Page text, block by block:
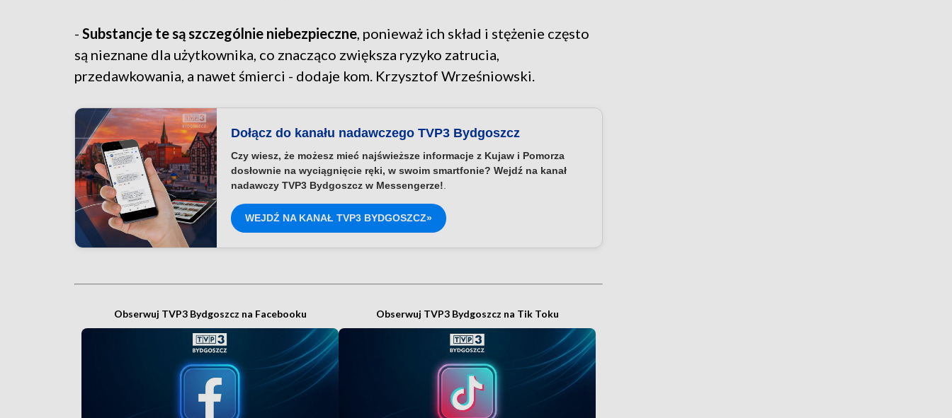
- Substancje te są szczególnie niebezpieczne, ponieważ ich skład i stężenie często
są nieznane dla użytkownika, co znacząco zwiększa ryzyko zatrucia,
przedawkowania, a nawet śmierci - dodaje kom. Krzysztof Wrześniowski.
Dołącz do kanału nadawczego TVP3 Bydgoszcz
Czy wiesz, że możesz mieć najświeższe informacje z Kujaw i Pomorza
dosłownie na wyciągnięcie ręki, w swoim smartfonie? Wejdź na kanał
nadawczy TVP3 Bydgoszcz w Messengerze!
WEJDŹ NA KANAŁ TVP3 BYDGOSZCZ»
Obserwuj TVP3 Bydgoszcz na Facebooku Obserwuj TVP3 Bydgoszcz na Tik Toku